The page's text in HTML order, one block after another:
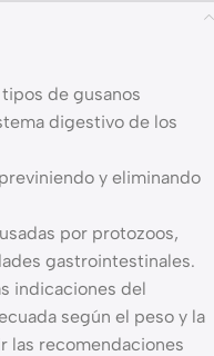
de gusanos
digestivo de los
y eliminando
por protozoos,
gastrointestinales.
indicaciones del
según el peso y la
las recomendaciones